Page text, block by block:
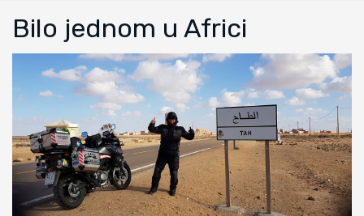
Bilo jednom u Africi